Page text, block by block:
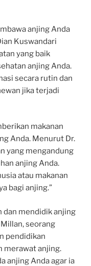
anjing Anda
Kuswandari
yang baik
anjing Anda.
secara rutin dan
jika terjadi
makanan
Anda. Menurut Dr.
yang mengandung
anjing Anda.
atau makanan
bagi anjing.”
dan mendidik anjing
seorang
pendidikan
merawat anjing.
anjing Anda agar ia